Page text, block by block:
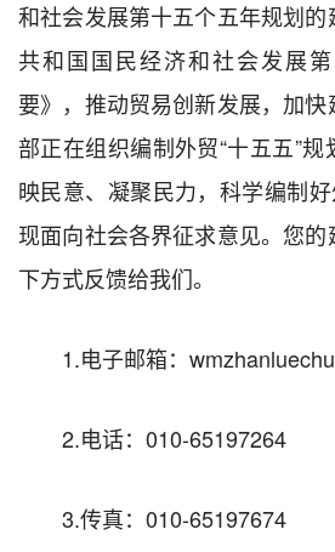
和社会发展第十五个五年规划
共和国国民经济和社会发展
要》，推动贸易创新发展，加
部正在组织编制外贸“十五五”
映民意、凝聚民力，科学编制好
现面向社会各界征求意见。您
下方式反馈给我们。
1.电子邮箱：
2.电话：010-65197264
3.传真：010-65197674